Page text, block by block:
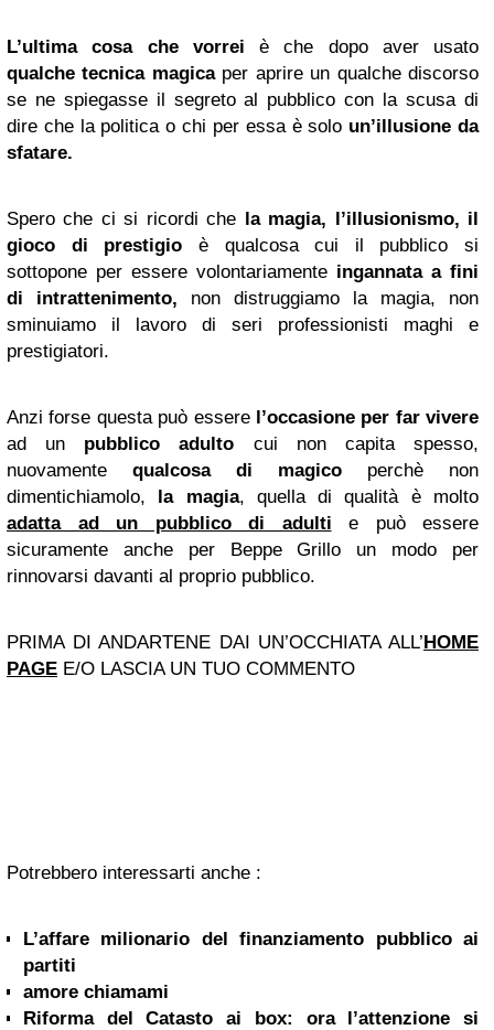
L’ultima cosa che vorrei è che dopo aver usato
qualche tecnica magicaper aprire un qualche discorso
se ne spiegasse il segreto al pubblico con la scusa di
dire che la politica o chi per essa è solo un’illusione da
sfatare.
Spero che ci si ricordi che la magia, l’illusionismo, il
gioco di prestigio è qualcosa cui il pubblico si
sottopone per essere volontariamente ingannata a fini
di intrattenimento, non distruggiamo la magia, non
sminuiamo il lavoro di seri professionisti maghi e
prestigiatori.
Anzi forse questa può esserel’occasione per far vivere
ad un pubblico adulto cui non capita spesso,
nuovamente qualcosa di magico perchè non
dimentichiamolo, la magia, quella di qualità è molto
adatta ad un pubblico di adulti e può essere
sicuramente anche per Beppe Grillo un modo per
rinnovarsi davanti al proprio pubblico.
PRIMA DI ANDARTENE DAI UN’OCCHIATA ALL’HOME
PAGE E/O LASCIA UN TUO COMMENTO
Potrebbero interessarti anche :
L’affare milionario del finanziamento pubblico ai
partiti
amore chiamami
Riforma del Catasto ai box: ora l’attenzione si